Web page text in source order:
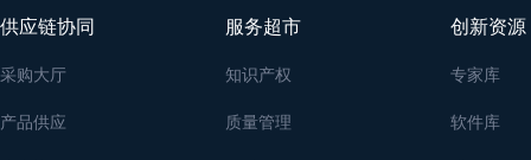
供应链协同
采购大厅
产品供应
服务超市
知识产权
质量管理
创新资源
专家库
软件库